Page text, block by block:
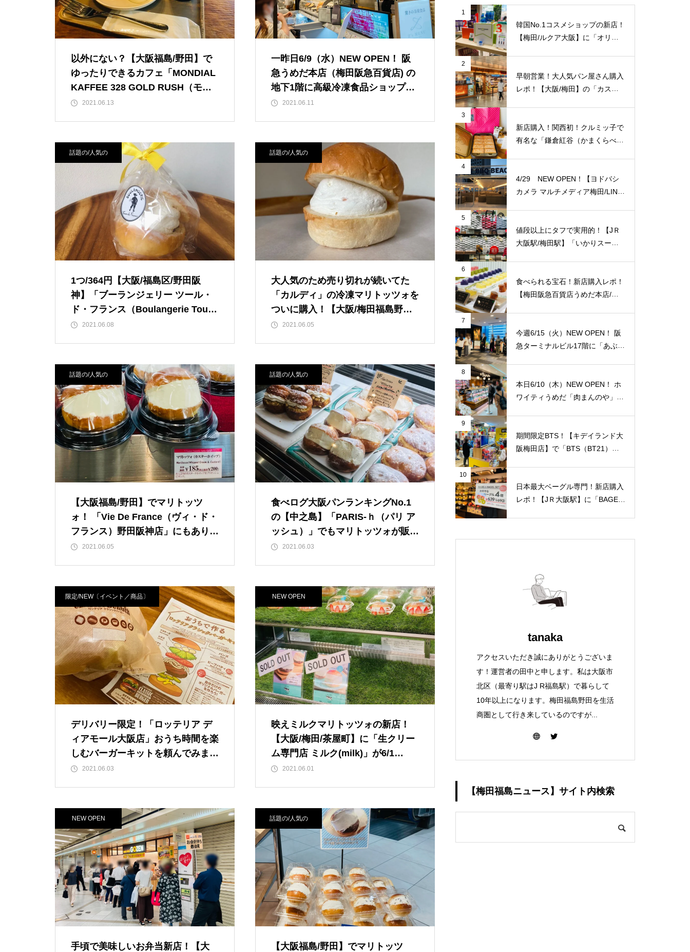
以外にない？【大阪福島/野田】で
ゆったりできるカフェ「MONDIAL
KAFFEE 328 GOLD RUSH（モン
ディアルカフェサンニーハチゴール
グ点数は3.58【JＲ福島駅/JＲ新福
島駅/阪神福島駅/中之島】
2021.06.13
一昨日6/9（水）NEW OPEN！ 阪
急うめだ本店（梅田阪急百貨店) の
地下1階に高級冷凍食品ショップ
「Z’s MENU(ジーズメニュー)」が
ルキャベツ2つ/2,401円！【JＲ大阪
2021.06.11
話題の/人気の
1つ/364円【大阪/福島区/野田阪
神】「ブーランジェリー ツール・
ド・フランス（Boulangerie Tour
de France）」のマリトッツォ！
2021.06.08
話題の/人気の
大人気のため売り切れが続いてた
「カルディ」の冷凍マリトッツォを
ついに購入！【大阪/梅田福島野
田】エリアには「カルディ」は3店
ウイステ店）
2021.06.05
話題の/人気の
【大阪福島/野田】でマリトッツ
ォ！ 「Vie De France（ヴィ・ド・
フランス）野田阪神店」にもありま
した！ ヤマザキグループのコスパ
2021.06.05
話題の/人気の
食べログ大阪パンランキングNo.1
の【中之島】「PARIS-ｈ（パリ ア
ッシュ）」でもマリトッツォが販売
されています！ 他とは違う！クリ
渡辺橋駅】
2021.06.03
限定/NEW〔イベント／商品〕
デリバリー限定！「ロッテリア デ
ィアモール大阪店」おうち時間を楽
しむバーガーキットを頼んでみまし
た！ものすごいボリュームと本格的
2021.06.03
NEW OPEN
映えミルクマリトッツォの新店！
【大阪/梅田/茶屋町】に「生クリー
ム専門店 ミルク(milk)」が6/1
（火）新規オープン！
2021.06.01
NEW OPEN
手頃で美味しいお弁当新店！【大
話題の/人気の
【大阪福島/野田】でマリトッツ
1
韓国No.1コスメショップの新店！
【梅田/ルクア大阪】に「オリー
2
早朝営業！大人気パン屋さん購入
レポ！【大阪/梅田】の「カスカ
3
新店購入！関西初！クルミッ子で
有名な「鎌倉紅谷（かまくらべに
ン！
4
4/29 NEW OPEN！【ヨドバシ
カメラ マルチメディア梅田/LINK
キュービーチ）がオープン！【J
Ｒ大阪駅/梅田駅】
5
値段以上にタフで実用的！【JＲ
大阪駅/梅田駅】「いかりスーパ
はここだけ！
6
食べられる宝石！新店購入レポ！
【梅田阪急百貨店うめだ本店/大
7
今週6/15（火）NEW OPEN！ 阪
急ターミナルビル17階に「あぶり
産牛焼肉食べ放題！ 「阪急トッ
プビアガーデン」のビルです。1
8
本日6/10（木）NEW OPEN！ ホ
ワイティうめだ「肉まんのや」が
切り100g/75円！ 私が知る限り
地域最安値と思います！【JＲ大
9
期間限定BTS！【キデイランド大
阪梅田店】で「BTS（BT21）」
10
日本最大ベーグル専門！新店購入
レポ！【JＲ大阪駅】に「BAGEL
HOP」が1/7（金）新規オープ
tanaka
アクセスいただき誠にありがとうございま
す！運営者の田中と申します。私は大阪市
北区（最寄り駅はJ R福島駅）で暮らして
10年以上になります。梅田福島野田を生活
商圏として行き来しているのですが...
【梅田福島ニュース】サイト内検索